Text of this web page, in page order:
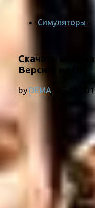
Симуляторы
Скачать игру
Версия] на ПК
by DEMA